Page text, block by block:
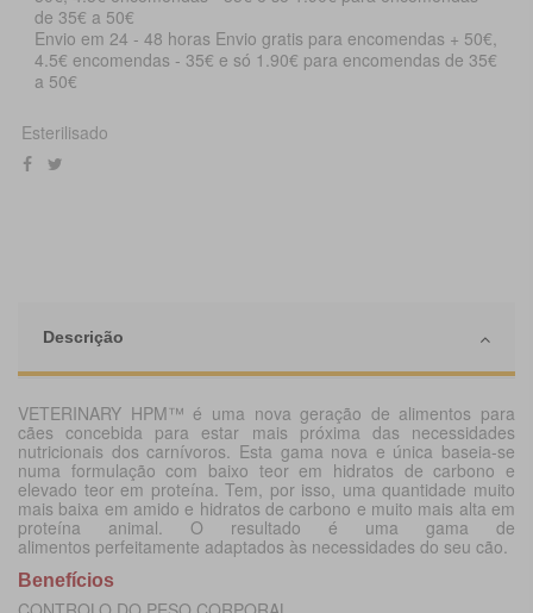
Envio em 24 - 48 horas Envio gratis para encomendas + 50€,
4.5€ encomendas - 35€ e só 1.90€ para encomendas de 35€
a 50€
Esterilisado
Descrição
VETERINARY HPM™ é uma nova geração de alimentos para
cães concebida para estar mais próxima das necessidades
nutricionais dos carnívoros. Esta gama nova e única baseia-se
numa formulação com baixo teor em hidratos de carbono e
elevado teor em proteína. Tem, por isso, uma quantidade muito
mais baixa em amido e hidratos de carbono e muito mais alta em
proteína animal. O resultado é uma gama de
alimentos perfeitamente adaptados às necessidades do seu cão.
Benefícios